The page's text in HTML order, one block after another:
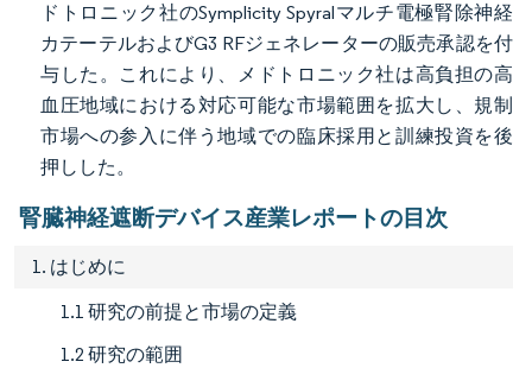
ドトロニック社のSymplicity Spyralマルチ電極腎除神経
カテーテルおよびG3 RFジェネレーターの販売承認を付
与した。これにより、メドトロニック社は高負担の高
血圧地域における対応可能な市場範囲を拡大し、規制
市場への参入に伴う地域での臨床採用と訓練投資を後
押しした。
腎臓神経遮断デバイス産業レポートの目次
1. はじめに
1.1 研究の前提と市場の定義
1.2 研究の範囲